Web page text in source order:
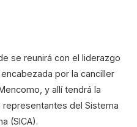
se reunirá con el liderazgo
por la canciller
y allí tendrá la
del Sistema
(SICA).